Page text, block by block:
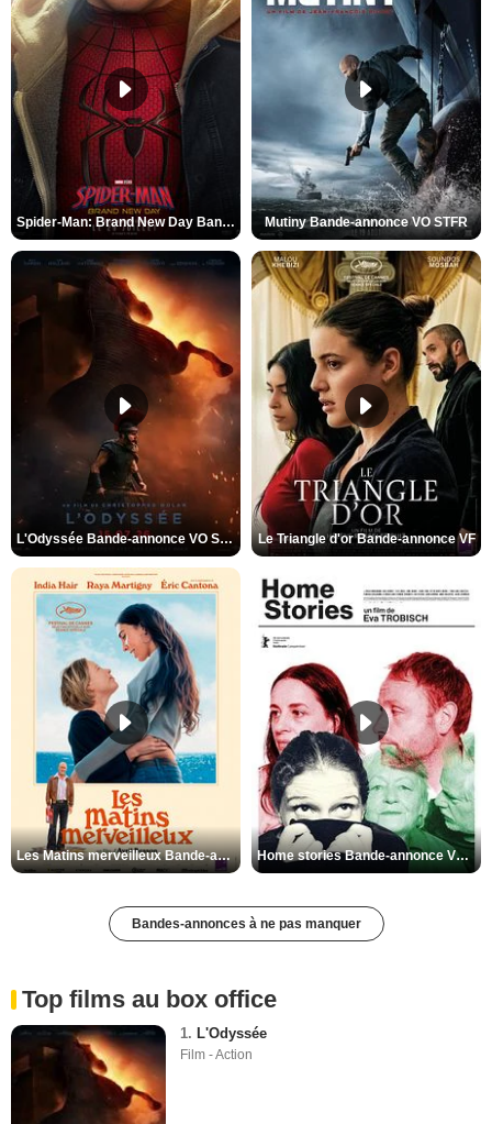
Spider-Man: Brand New Day Bande-annonce VO STFR Mutiny Bande-annonce VO STFR
L'Odyssée Bande-annonce VO STFR Le Triangle d'or Bande-annonce VF
Les Matins merveilleux Bande-annonce VF Home stories Bande-annonce VO STFR
Bandes-annonces à ne pas manquer
Top films au box office
1. L'Odyssée
Film - Action